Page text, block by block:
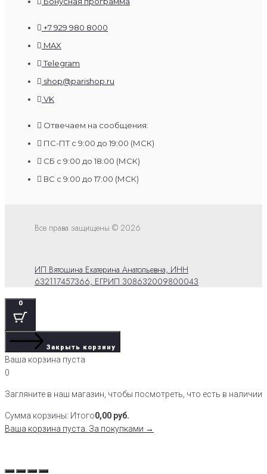
+7 929 980 8000
MAX
Telegram
shop@parishop.ru
VK
Отвечаем на сообщения:
ПС-ПТ с 9:00 до 19:00 (МСК)
СБ с 9:00 до 18:00 (МСК)
ВС с 9:00 до 17:00 (МСК)
Все права защищены © 2026
ИП Вятошина Екатерина Анатольевна, ИНН
632117457366, ЕГРИП 308632009800043
0
Закрыть корзину
Ваша корзина пуста
0
Загляните в наш магазин, чтобы посмотреть, что есть в наличии
Сумма корзины: Итого0,00 руб.
Ваша корзина пуста. За покупками →